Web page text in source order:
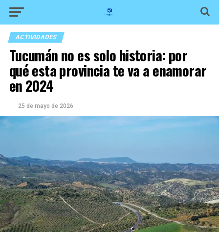
ACTIVIDADES
Tucumán no es solo historia: por
qué esta provincia te va a enamorar
en 2024
25 de mayo de 2026